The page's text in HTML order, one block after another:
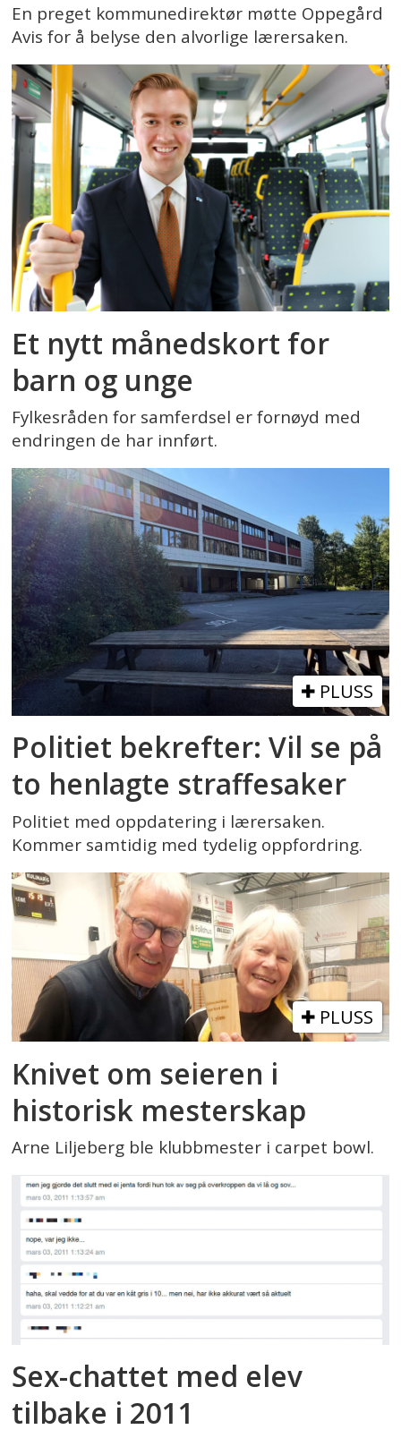
En preget kommunedirektør møtte Oppegård
Avis for å belyse den alvorlige lærersaken.
Et nytt månedskort for
barn og unge
Fylkesråden for samferdsel er fornøyd med
endringen de har innført.
PLUSS
Politiet bekrefter: Vil se på
to henlagte straffesaker
Politiet med oppdatering i lærersaken.
Kommer samtidig med tydelig oppfordring.
PLUSS
Knivet om seieren i
historisk mesterskap
Arne Liljeberg ble klubbmester i carpet bowl.
Sex-chattet med elev
tilbake i 2011